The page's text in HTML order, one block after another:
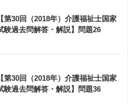
【第30回（2018年）介護福祉士国家
験過去問解答・解説】問題26
【第30回（2018年）介護福祉士国家
験過去問解答・解説】問題36